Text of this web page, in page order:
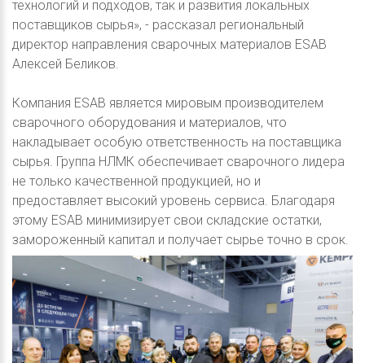
технологий и подходов, так и развития локальных
поставщиков сырья», - рассказал региональный
директор направления сварочных материалов ESAB
Алексей Беликов.
Компания ESAB является мировым производителем
сварочного оборудования и материалов, что
накладывает особую ответственность на поставщика
сырья. Группа НЛМК обеспечивает сварочного лидера
не только качественной продукцией, но и
предоставляет высокий уровень сервиса. Благодаря
этому ESAB минимизирует свои складские остатки,
замороженный капитал и получает сырье точно в срок.